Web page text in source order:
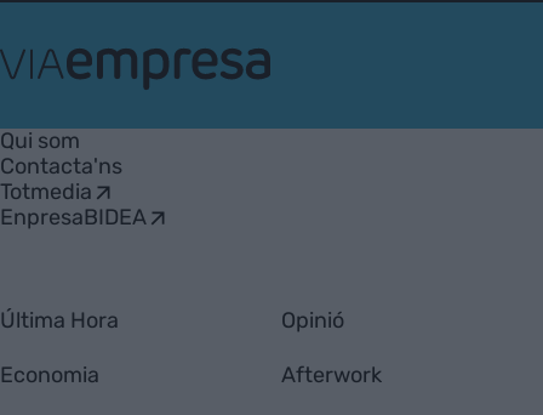
Empresa
Qui som
Contacta'ns
Totmedia
EnpresaBIDEA
Última Hora
Economia
Opinió
Afterwork